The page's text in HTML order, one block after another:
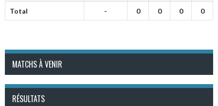
Total - 0 0 0 0
MATCHS À VENIR
RÉSULTATS